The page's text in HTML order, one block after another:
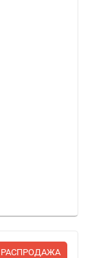
РАСПРОДАЖА